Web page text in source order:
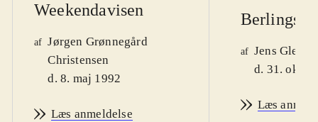
Weekendavisen
af Jørgen Grønnegård
Christensen
d. 8. maj 1992
Læs anmeldelse
af Jens
d. 31. okt.
Læs